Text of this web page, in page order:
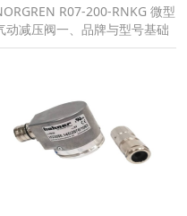
R07-200-RNKG 微型
动减压阀一、品牌与型号基础
牌：IMI NORG